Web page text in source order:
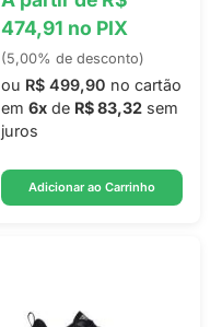
474,91 no PIX
(5,00% de desconto)
ou R$ 499,90 no cartão
em 6x de R$ 83,32 sem
juros
Adicionar ao Carrinho